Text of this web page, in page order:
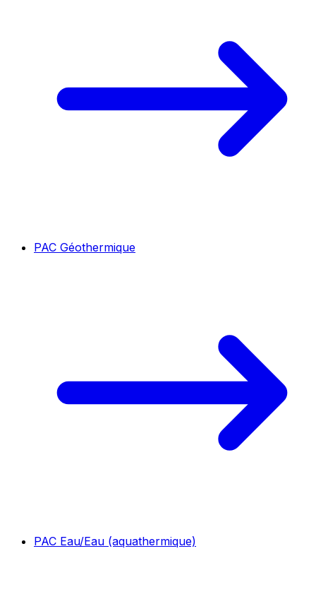
PAC Géothermique
PAC Eau/Eau (aquathermique)